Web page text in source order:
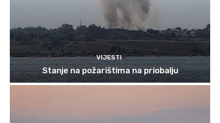
VIJESTI
Stanje na požarištima na priobalju